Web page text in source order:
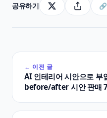
공유하기
← 이전 글
AI 인테리어 시안으로
before/after 시안 판매